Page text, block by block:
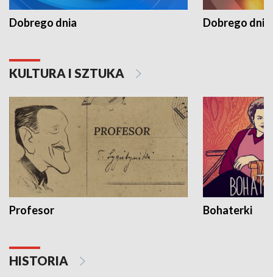
Dobrego dnia Dobrego dnia
KULTURA I SZTUKA
Profesor Bohaterki
HISTORIA